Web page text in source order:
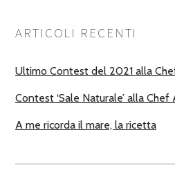
ARTICOLI RECENTI
Ultimo Contest del 2021 alla
Contest ‘Sale Naturale’ alla
A me ricorda il mare, la ricetta